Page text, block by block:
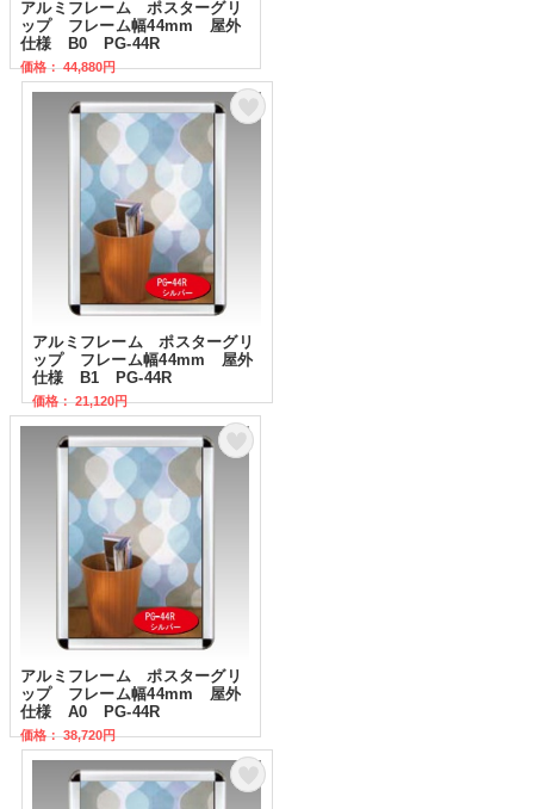
アルミフレーム ポスターグリ
ップ フレーム幅44mm 屋外
仕様 B0 PG-44R
価格： 44,880円
アルミフレーム ポスターグリ
ップ フレーム幅44mm 屋外
仕様 B1 PG-44R
価格： 21,120円
アルミフレーム ポスターグリ
ップ フレーム幅44mm 屋外
仕様 A0 PG-44R
価格： 38,720円